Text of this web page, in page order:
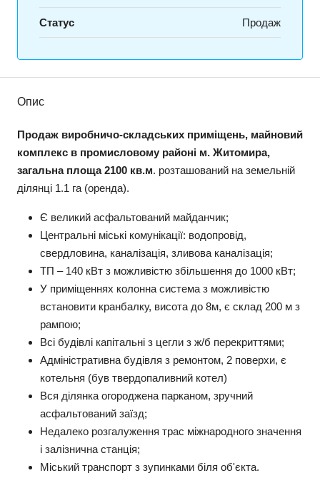
Статус Продаж
Опис
Продаж виробничо-складських приміщень, майновий
комплекс в промисловому районі м. Житомира,
загальна площа 2100 кв.м. розташований на земельній
ділянці 1.1 га (оренда).
Є великий асфальтований майданчик;
Центральні міські комунікації: водопровід,
свердловина, каналізація, зливова каналізація;
ТП – 140 кВт з можливістю збільшення до 1000 кВт;
У приміщеннях колонна система з можливістю
встановити кранбалку, висота до 8м, є склад 200 м з
рампою;
Всі будівлі капітальні з цегли з ж/б перекриттями;
Адміністративна будівля з ремонтом, 2 поверхи, є
котельня (був твердопаливний котел)
Вся ділянка огороджена парканом, зручний
асфальтований заїзд;
Недалеко розгалуження трас міжнародного значення
і залізнична станція;
Міський транспорт з зупинками біля об'єкта.